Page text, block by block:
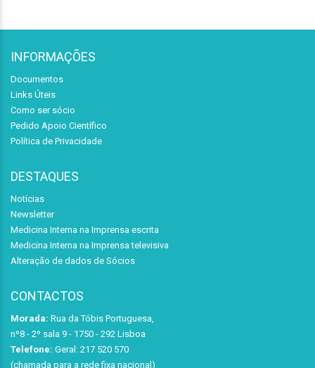
INFORMAÇÕES
Documentos
Links Úteis
Como ser sócio
Pedido Apoio Científico
Política de Privacidade
DESTAQUES
Notícias
Newsletter
Medicina Interna na Imprensa escrita
Medicina Interna na Imprensa televisiva
Alteração de dados de Sócios
CONTACTOS
Morada: Rua da Tóbis Portuguesa,
nº8 - 2º sala 9 - 1750 - 292 Lisboa
Telefone: Geral: 217 520 570
(chamada para a rede fixa nacional)